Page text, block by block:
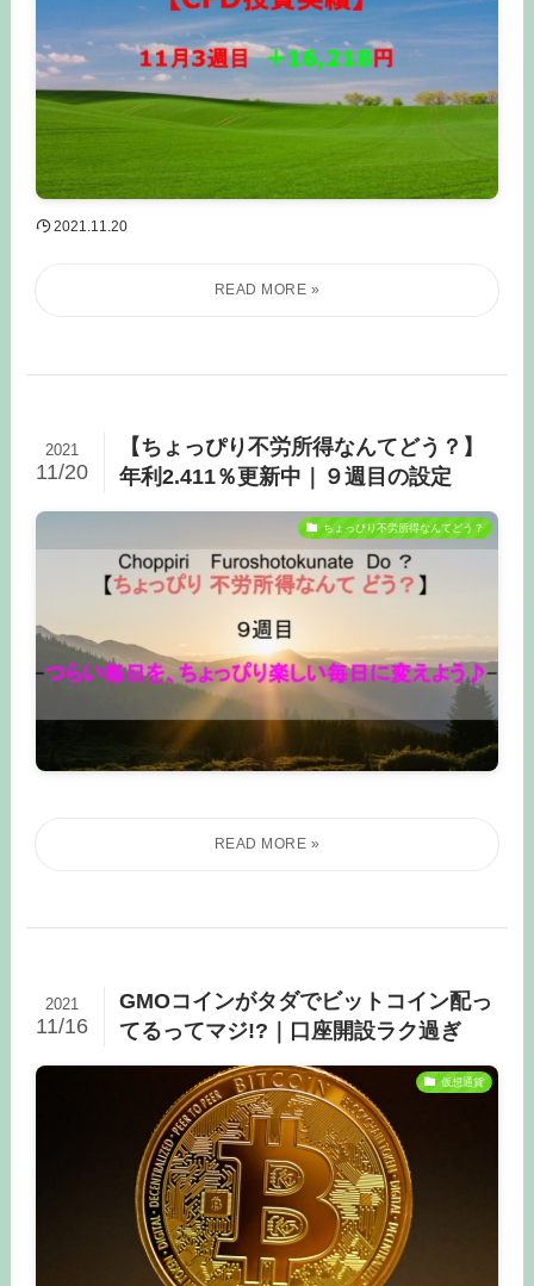
2021.11.20
【ちょっぴり不労所得なんてどう？】
年利2.411％更新中｜９週目の設定
2021
11/20
ちょっぴり不労所得なんてどう？
GMOコインがタダでビットコイン配っ
てるってマジ!?｜口座開設ラク過ぎ
2021
11/16
仮想通貨